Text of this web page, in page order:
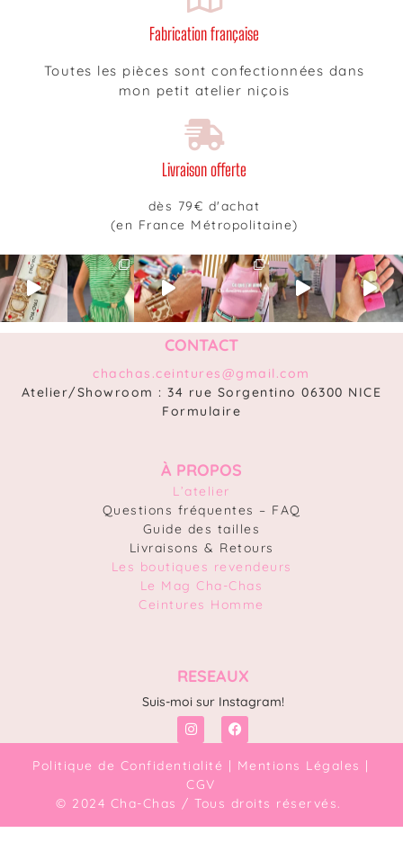
Fabrication française
Toutes les pièces sont confectionnées dans
mon petit atelier niçois
Livraison offerte
dès 79€ d'achat
(en France Métropolitaine)
CONTACT
chachas.ceintures@gmail.com
Atelier/Showroom : 34 rue Sorgentino 06300 NICE
Formulaire
À PROPOS
L’atelier
Questions fréquentes – FAQ
Guide des tailles
Livraisons & Retours
Les boutiques revendeurs
Le Mag Cha-Chas
Ceintures Homme
RESEAUX
Suis-moi sur Instagram!
Politique de Confidentialité | Mentions Légales |
CGV
© 2024 Cha-Chas / Tous droits réservés.